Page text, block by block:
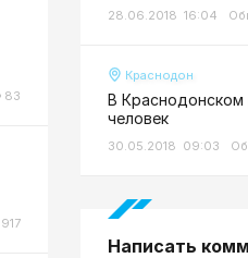
83
917
28.06.2018 16:04
Краснодон
В Краснодонском
человек
30.05.2018 09:03
Написать